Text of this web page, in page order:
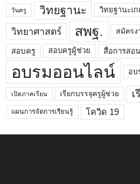
วันครู วิทยฐานะ วิทยฐานะเ
วิทยาศาสตร์ สพฐ. สมัครง
สอบครู สอบครูผู้ช่วย สื่อการสอน
อบรมออนไลน์ อบ
เปิดภาคเรียน เรียกบรรจุครูผู้ช่วย
แผนการจัดการเรียนรู้ โควิด 19